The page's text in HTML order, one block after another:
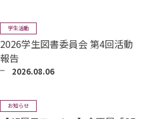
学生活動
2026学生図書委員会 第4回活動
報告
2026.08.06
お知らせ